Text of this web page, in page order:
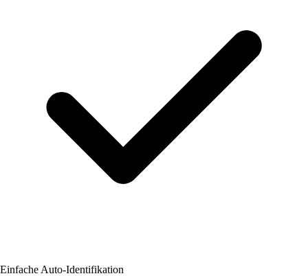
Einfache Auto-Identifikation